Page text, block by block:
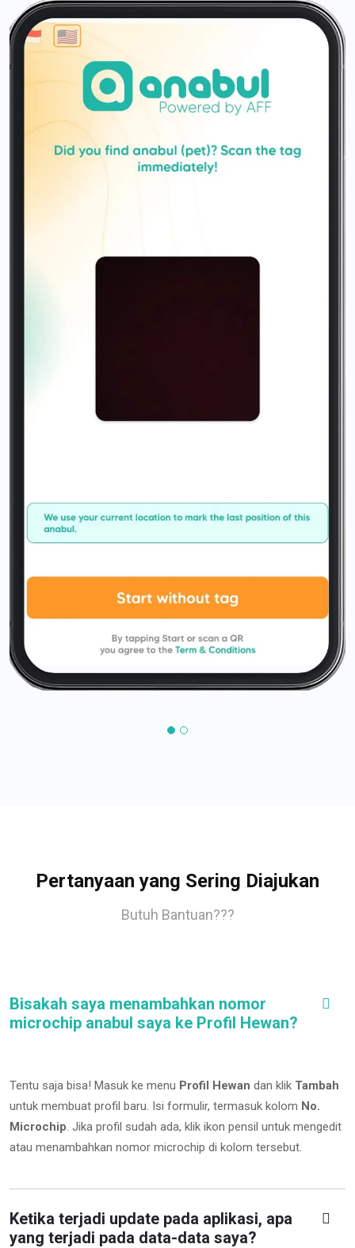
Pertanyaan yang Sering Diajukan
Butuh Bantuan???
Bisakah saya menambahkan nomor
microchip anabul saya ke Profil Hewan?
Tentu saja bisa! Masuk ke menu Profil Hewan dan klik Tambah
untuk membuat profil baru. Isi formulir, termasuk kolom No.
Microchip. Jika profil sudah ada, klik ikon pensil untuk mengedit
atau menambahkan nomor microchip di kolom tersebut.
Ketika terjadi update pada aplikasi, apa
yang terjadi pada data-data saya?